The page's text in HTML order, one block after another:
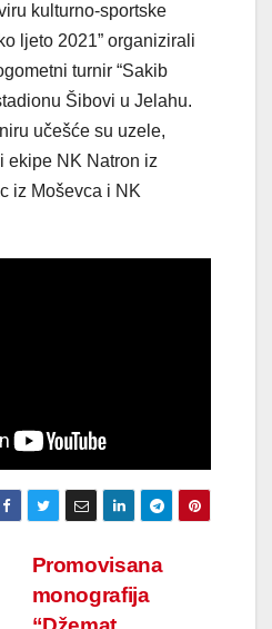
kulturno-sportske
ljeto 2021” organizirali
turnir “Sakib
Šibovi u Jelahu.
učešće su uzele,
ekipe NK Natron iz
iz Moševca i NK
Promovisana
monografija